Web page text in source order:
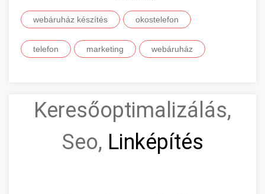
webáruház készítés okostelefon
telefon marketing webáruház
Keresőoptimalizálás,
Seo, Linképítés